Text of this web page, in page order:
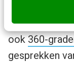
organisatie
kunt
ook360-
gesprekken